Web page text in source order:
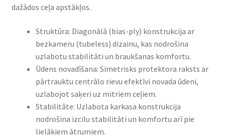
dažādos ceļa apstākļos.​
Struktūra: Diagonālā (bias-ply) konstrukcija ar
bezkameru (tubeless) dizainu, kas nodrošina
uzlabotu stabilitāti un braukšanas komfortu.​
Ūdens novadīšana: Simetrisks protektora raksts ar
pārtrauktu centrālo rievu efektīvi novada ūdeni,
uzlabojot saķeri uz mitriem ceļiem.​
Stabilitāte: Uzlabota karkasa konstrukcija
nodrošina izcilu stabilitāti un komfortu arī pie
lielākiem ātrumiem.​